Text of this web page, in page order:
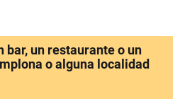
bar, un restaurante o un
o alguna localidad